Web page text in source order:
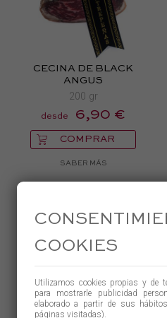
CECINA DE BLACK
ANGUS
200 gr
desde 6,90 €
COMPRAR
SABER MÁS
COOKIES
Utilizamos cookies propias y de
para mostrarle publicidad
elaborado a partir de sus
páginas visitadas).